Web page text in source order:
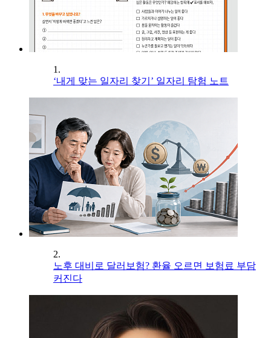
1.
‘내게 맞는 일자리 찾기’ 일자리 탐험 노트
2.
노후 대비로 달러보험? 환율 오르면 보험료 부담
커진다